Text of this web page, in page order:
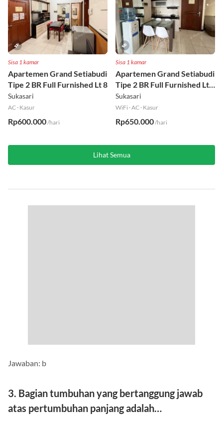
Sisa 1 kamar
Apartemen Grand Setiabudi
Tipe 2 BR Full Furnished Lt 8
Sukasari
AC · Kasur
Rp600.000/hari
Sisa 1 kamar
Apartemen Grand Setiabudi
Tipe 2 BR Full Furnished Lt
19
Sukasari
WiFi ·AC · Kasur
Rp650.000/hari
Lihat Semua
Jawaban: b
3. Bagian tumbuhan yang bertanggung jawab
atas pertumbuhan panjang adalah…